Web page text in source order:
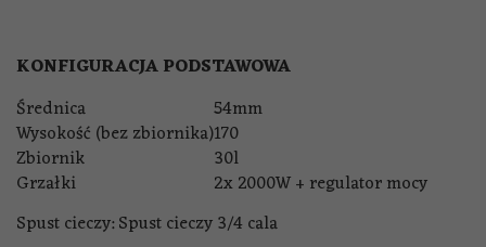
KONFIGURACJA PODSTAWOWA
Średnica
54mm
Wysokość (bez zbiornika)170
Zbiornik
30l
Grzałki
2x 2000W + regulator mocy
Spust cieczy: Spust cieczy 3/4 cala